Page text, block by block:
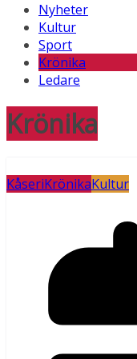
Nyheter
Kultur
Sport
Krönika
Ledare
Krönika
KåseriKrönikaKultur